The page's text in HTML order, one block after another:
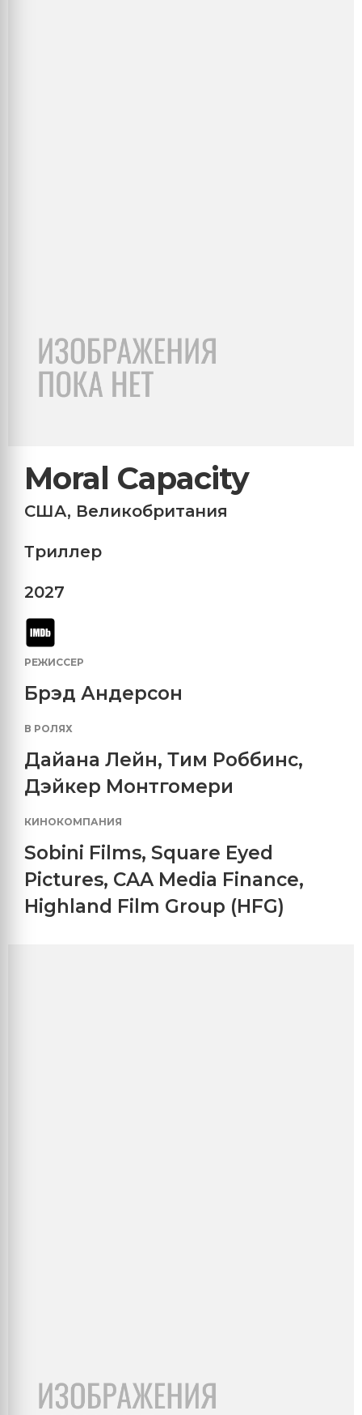
Moral Capacity
США, Великобритания
Триллер
2027
РЕЖИССЕР
Брэд Андерсон
В РОЛЯХ
Дайана Лейн, Тим Роббинс,
Дэйкер Монтгомери
КИНОКОМПАНИЯ
Sobini Films, Square Eyed
Pictures, CAA Media Finance,
Highland Film Group (HFG)